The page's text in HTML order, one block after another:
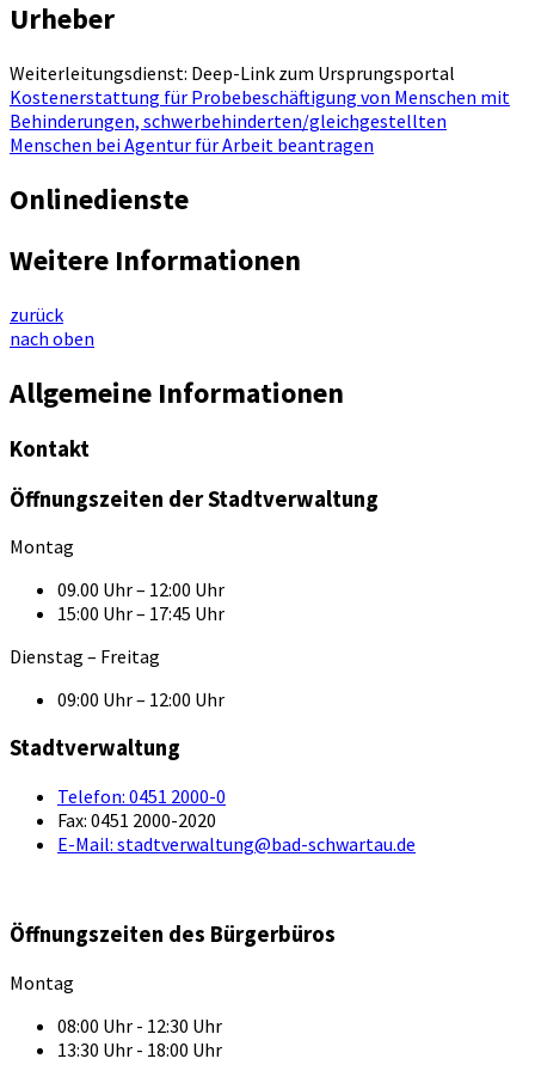
Urheber
Weiterleitungsdienst: Deep-Link zum Ursprungsportal
Kostenerstattung für Probebeschäftigung von Menschen mit
Behinderungen, schwerbehinderten/gleichgestellten
Menschen bei Agentur für Arbeit beantragen
Onlinedienste
Weitere Informationen
zurück
nach oben
Allgemeine Informationen
Kontakt
Öffnungszeiten der Stadtverwaltung
Montag
09.00 Uhr – 12:00 Uhr
15:00 Uhr – 17:45 Uhr
Dienstag – Freitag
09:00 Uhr – 12:00 Uhr
Stadtverwaltung
Telefon: 0451 2000-0
Fax: 0451 2000-2020
E-Mail: stadtverwaltung@bad-schwartau.de
Öffnungszeiten des Bürgerbüros
Montag
08:00 Uhr - 12:30 Uhr
13:30 Uhr - 18:00 Uhr